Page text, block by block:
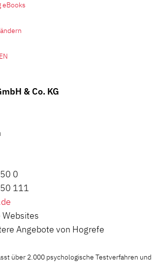
eBooks
& Co. KG
0
111
Angebote von Hogrefe
über 2.000 psychologische Testverfahren und